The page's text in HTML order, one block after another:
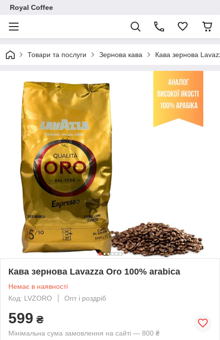
Royal Coffee
Товари та послуги Зернова кава Кава зернова
Кава зернова Lavazza Oro 100% arabica
Немає в наявності
Код: LVZORO
Опт і роздріб
599 ₴
Мінімальна сума замовлення на сайті — 800 ₴